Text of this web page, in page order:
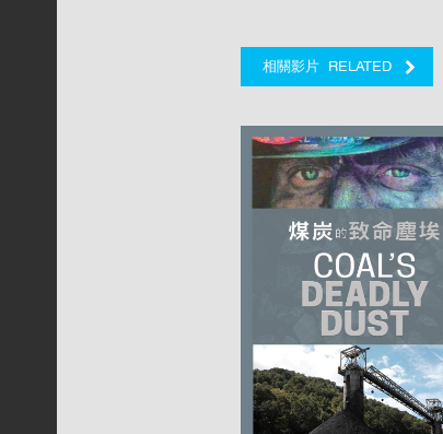
相關影片 RELATED